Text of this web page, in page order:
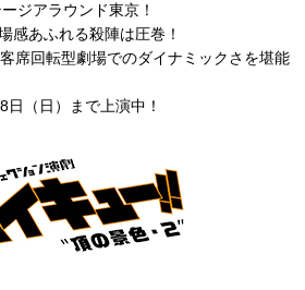
ジアラウンド東京！
感あふれる殺陣は圧巻！
席回転型劇場でのダイナミックさを堪能
（日）まで上演中！